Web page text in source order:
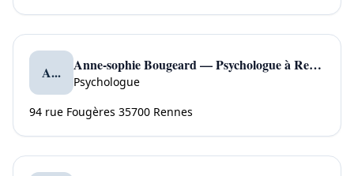
A... Anne-sophie Bougeard — Psychologue à Rennes
Psychologue
94 rue Fougères 35700 Rennes